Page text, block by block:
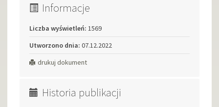
Informacje
Liczba wyświetleń: 1569
Utworzono dnia: 07.12.2022
drukuj dokument
Historia publikacji